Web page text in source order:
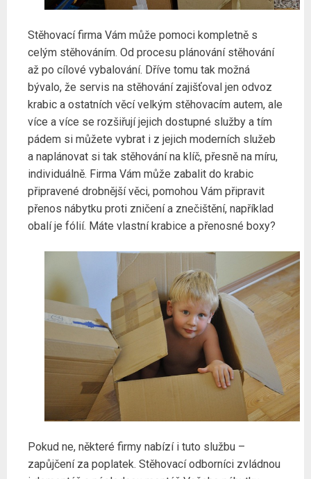
Stěhovací firma Vám může pomoci kompletně s
celým stěhováním. Od procesu plánování stěhování
až po cílové vybalování. Dříve tomu tak možná
bývalo, že servis na stěhování zajišťoval jen odvoz
krabic a ostatních věcí velkým stěhovacím autem, ale
více a více se rozšiřují jejich dostupné služby a tím
pádem si můžete vybrat i z jejich moderních služeb
a naplánovat si tak stěhování na klíč, přesně na míru,
individuálně. Firma Vám může zabalit do krabic
připravené drobnější věci, pomohou Vám připravit
přenos nábytku proti zničení a znečištění, například
obalí je fólií. Máte vlastní krabice a přenosné boxy?
Pokud ne, některé firmy nabízí i tuto službu –
zapůjčení za poplatek. Stěhovací odborníci zvládnou